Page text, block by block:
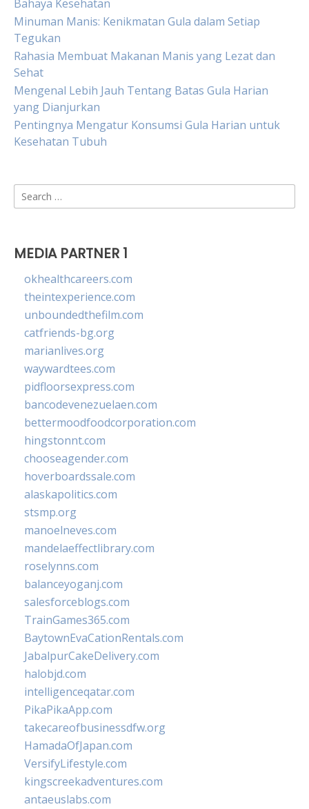
Bahaya Kesehatan
Minuman Manis: Kenikmatan Gula dalam Setiap
Tegukan
Rahasia Membuat Makanan Manis yang Lezat dan
Sehat
Mengenal Lebih Jauh Tentang Batas Gula Harian
yang Dianjurkan
Pentingnya Mengatur Konsumsi Gula Harian untuk
Kesehatan Tubuh
Search
for:
MEDIA PARTNER 1
okhealthcareers.com
theintexperience.com
unboundedthefilm.com
catfriends-bg.org
marianlives.org
waywardtees.com
pidfloorsexpress.com
bancodevenezuelaen.com
bettermoodfoodcorporation.com
hingstonnt.com
chooseagender.com
hoverboardssale.com
alaskapolitics.com
stsmp.org
manoelneves.com
mandelaeffectlibrary.com
roselynns.com
balanceyoganj.com
salesforceblogs.com
TrainGames365.com
BaytownEvaCationRentals.com
JabalpurCakeDelivery.com
halobjd.com
intelligenceqatar.com
PikaPikaApp.com
takecareofbusinessdfw.org
HamadaOfJapan.com
VersifyLifestyle.com
kingscreekadventures.com
antaeuslabs.com